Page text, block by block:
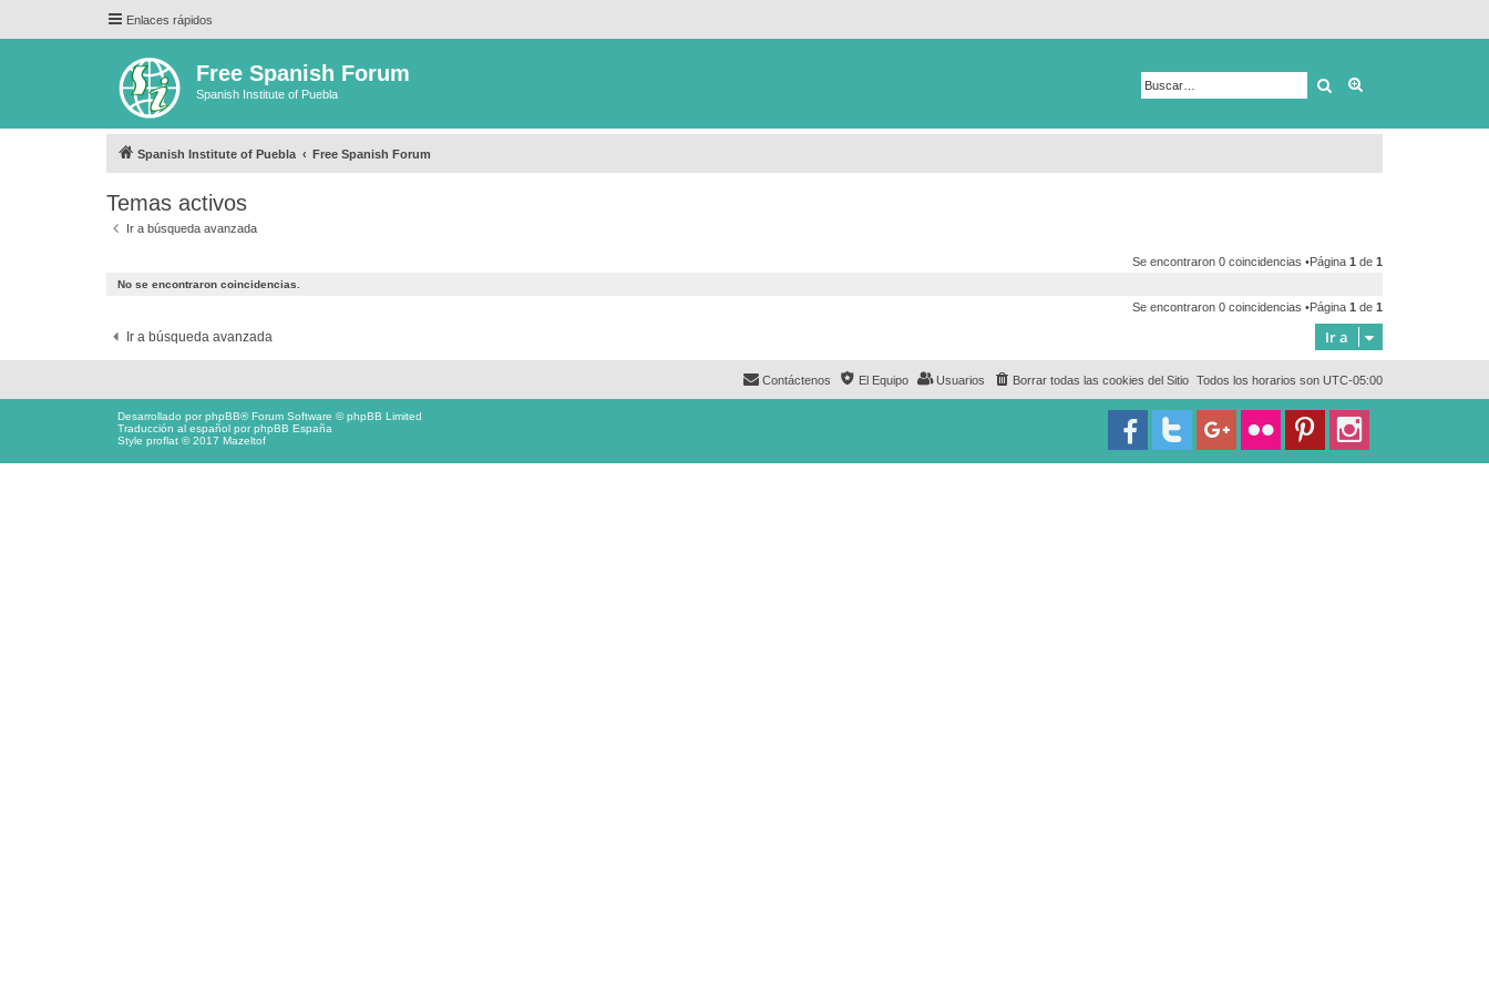
Enlaces rápidos
Free Spanish Forum
Spanish Institute of Puebla Buscar
Spanish Institute of Puebla Free Spanish Forum
Temas activos
Ir a búsqueda avanzada
Se encontraron 0 coincidencias •Página 1 de 1
No se encontraron coincidencias.
Se encontraron 0 coincidencias •Página 1 de 1
Ir a búsqueda avanzada Ir a
Todos los horarios son UTC-05:00
Borrar todas las cookies del Sitio
Usuarios
El Equipo
Contáctenos
Desarrollado porphpBB® Forum Software © phpBB Limited
Traducción al español porphpBB España
Style proflat © 2017 Mazeltof